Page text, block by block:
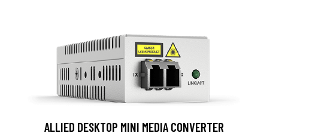
ALLIED DESKTOP MINI MEDIA CONVERTER